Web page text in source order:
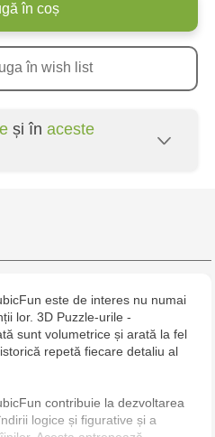
în coș
în wish list
și în aceste
6
2
Cel Bun, 5
cel Mare, 29А
este de interes nu numai
lor. 3D Puzzle-urile -
sunt volumetrice și arată la fel
repetă fiecare detaliu al
contribuie la dezvoltarea
logice și figurative și a